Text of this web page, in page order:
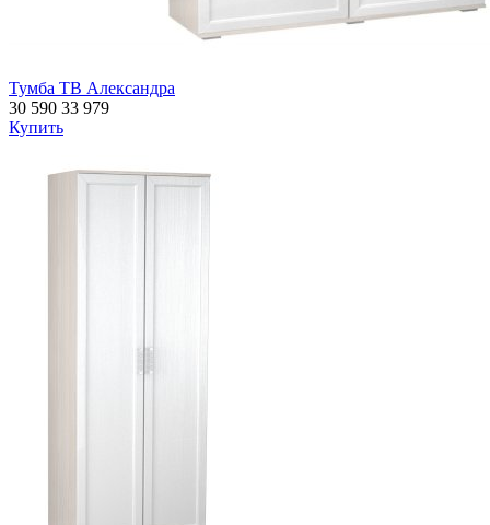
Тумба ТВ Александра
30 590 33 979
Купить